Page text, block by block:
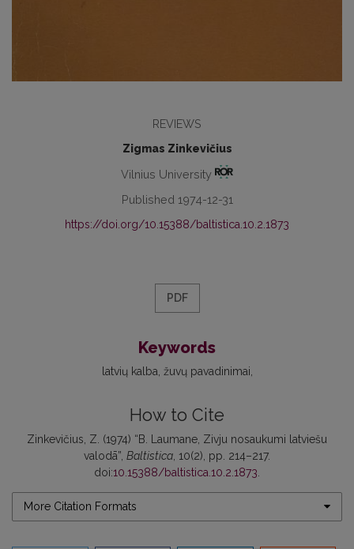
REVIEWS
Zigmas Zinkevičius
Vilnius University
Published 1974-12-31
https://doi.org/10.15388/baltistica.10.2.1873
PDF
Keywords
latvių kalba žuvų pavadinimai
How to Cite
Zinkevičius, Z. (1974) “B. Laumane, Zivju nosaukumi latviešu
valodā”, Baltistica , 10(2), pp. 214–217.
doi:10.15388/baltistica.10.2.1873
More Citation Formats